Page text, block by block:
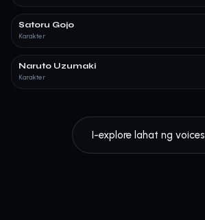
Satoru Gojo
Karakter
Naruto Uzumaki
Karakter
I-explore lahat ng voices